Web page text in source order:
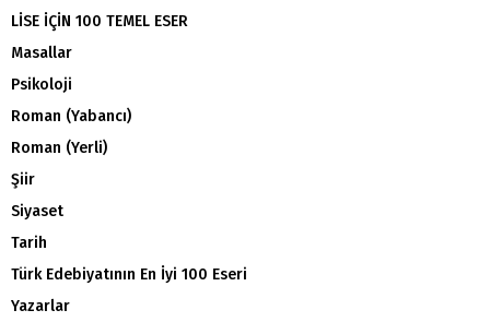
LİSE İÇİN 100 TEMEL ESER
Masallar
Psikoloji
Roman (Yabancı)
Roman (Yerli)
Şiir
Siyaset
Tarih
Türk Edebiyatının En İyi 100 Eseri
Yazarlar